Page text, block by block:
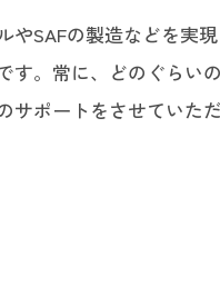
やSAFの製造などを実
す。常に、どのぐらい
ポートをさせていただ